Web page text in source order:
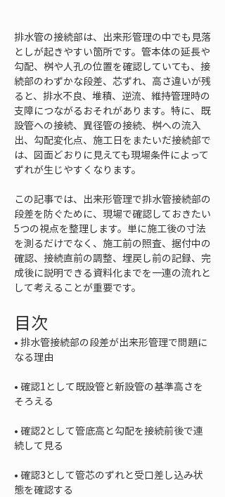
排水管の接続部は、出来形管理の中でも見落
としが起きやすい箇所です。管本体の延長や
勾配、桝や人孔の位置を確認していても、接
続部のわずかな段差、芯ずれ、高さ違いが残
ると、排水不良、堆積、逆流、維持管理時の
支障につながるおそれがあります。特に、既
設管への接続、異径管の接続、桝への流入
出、勾配変化点、施工日をまたいだ接続部で
は、図面どおりに見えても現場条件によって
ずれが生じやすくなります。
この記事では、出来形管理で排水管接続部の
段差を防ぐために、現場で確認しておきたい
5つの視点を整理します。単に施工後の寸法
を測るだけでなく、施工前の照査、据付中の
確認、接続直前の調整、埋戻し前の記録、完
成後に説明できる資料化までを一連の流れと
して考えることが重要です。
目次
• 排水管接続部の段差が出来形管理で問題に
• 確認1として既設管と新設管の基準高さを
• 確認2として管底高と勾配を接続前後で連
• 確認3として管芯のずれと受口差し込み状